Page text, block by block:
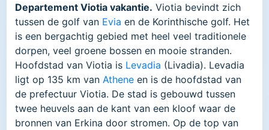
Departement Viotia vakantie. Viotia bevindt zich
tussen de golf van Evia en de Korinthische golf. Het
is een bergachtig gebied met heel veel traditionele
dorpen, veel groene bossen en mooie stranden.
Hoofdstad van Viotia is Levadia (Livadia). Levadia
ligt op 135 km van Athene en is de hoofdstad van
de prefectuur Viotia. De stad is gebouwd tussen
twee heuvels aan de kant van een kloof waar de
bronnen van Erkina door stromen. Op de top van